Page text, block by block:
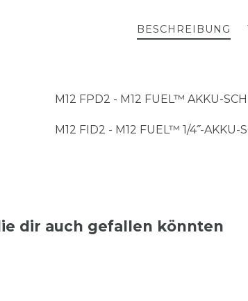
BESCHREIBUNG
M12 FPD2 - M12 FUEL™ AKKU-
M12 FID2 - M12 FUEL™ 1/4˝-AKKU-
dir auch gefallen könnten